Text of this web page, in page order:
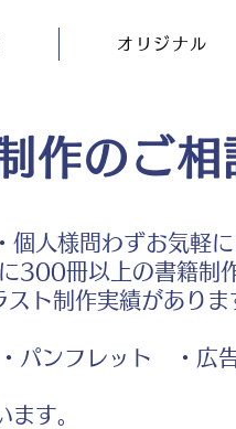
オリジナル
作のご
人様問わずお気軽に
300冊以上の書籍制作
ト制作実績がありま
ンフレット ・広
す。